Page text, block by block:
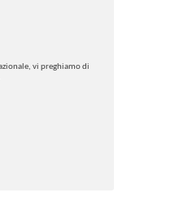
vi preghiamo di